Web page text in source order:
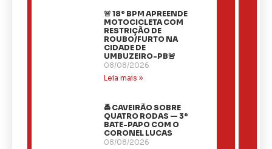
🚨 18º BPM APREENDE
MOTOCICLETA COM
RESTRIÇÃO DE
ROUBO/FURTO NA
CIDADE DE
UMBUZEIRO-PB🚨
08/08/2026
Leia mais »
🚔 CAVEIRÃO SOBRE
QUATRO RODAS — 3º
BATE-PAPO COM O
CORONEL LUCAS
08/08/2026